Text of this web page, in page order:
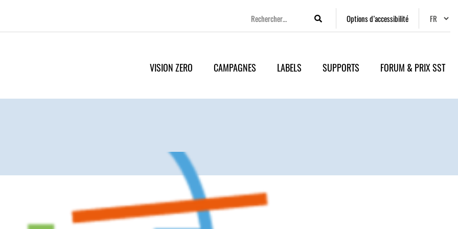
Rechercher Options d’accessibilité
VISION ZERO CAMPAGNES LABELS SUPPORTS FORUM & PRIX SST